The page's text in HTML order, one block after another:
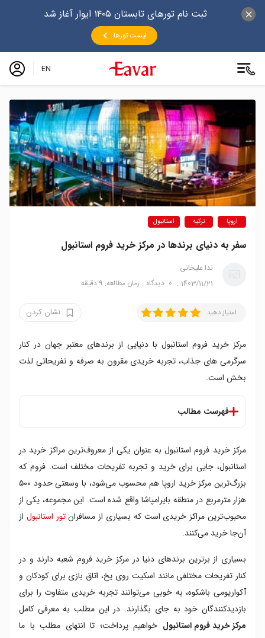
ثبت نام تورهای تابستان ۱۴۰۵ ایوار آغاز شد
لیست تورها
EN
اروپا ترکیه استانبول
سفر به دنیای برندها در مرکز خرید فروم استانبول
ندا علیخانی
1403/11/21
0 دیدگاه زمان مطالعه: 9 دقیقه
امتیاز دهید نشان کردن
مرکز خرید فروم استانبول با دنیایی از برندهای معتبر جهان در کنار
سرگرمی های جذاب، تجربه خریدی مقرون به صرفه و تفریحاتی لذت
بخش است.
فهرست مطالب
دسترسی به مرکز خرید فروم استانبول
ساعت کاری مرکز خرید فروم استانبول
درباره مرکز خرید فروم استانبول
برندهای موجود در فروم استانبول
معماری مرکز خرید فروم استانبول
امکانات مرکز خرید فروم استانبول
شگفتی در آکواریوم مرکز خرید فروم استانبول
تفریحات و سرگرمی های مرکز خرید فروم استانبول
هتل نزدیک مرکز خرید فروم استانبول
مرکز خرید فروم استانبول به‌ عنوان یکی از معروف‌ترین مراکز خرید در
استانبول، جایی برای خرید و تجربه تفریحات مختلف است. فروم که
بزرگ‌ترین مرکز خرید اروپا هم محسوب می‌شود، با وسعتی حدود ۵۰۰
هزار مترمربع در منطقه بایرامپاشا واقع شده است. این مجموعه، یکی از
محبوب‌ترین مراکز خریدی است که بسیاری از مسافرانتور استانبول از
آن‌جا خرید می‌کنند.
بسیاری از برترین برندهای دنیا در مرکز خرید فروم شعبه دارند و در
کنار تفریحات مختلفی مانند اسکیت روی یخ، اتاق بازی برای کودکان و
آکواریومی باشکوه، به‌ خوبی می‌توانند تجربه خریدی متفاوت را برای
بازدیدکنندگان خود به جای بگذارند. در این مطلب به معرفی کامل
مرکز خرید فروم استانبول خواهیم پرداخت؛ تا انتهای مطلب با ما